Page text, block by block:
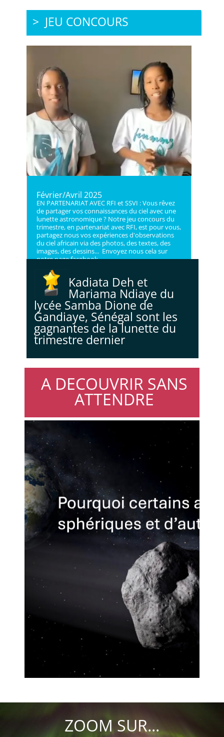
> JEU CONCOURS
Février/Avril 2025
EN PARTENARIAT AVEC RFI et SSVI : Vous rêvez
de partager vos connaissances du ciel avec une
lunette astronomique ? Notre jeu concours du
trimestre, en partenariat avec RFI, est pour vous,
partagez nous vos expériences d'observations
du ciel africain via des photos, des textes, des
images, des dessins... Envoyez nous cela sur
notre page facebook...
Kadiata Deh et
Mariama Ndiaye du
lycée Samba Dione de
Gandiaye, Sénégal sont les
gagnantes de la lunette du
trimestre dernier
A DECOUVRIR SANS
ATTENDRE
ZOOM SUR...